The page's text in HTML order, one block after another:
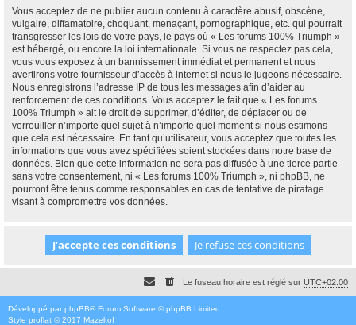
Vous acceptez de ne publier aucun contenu à caractère abusif, obscène,
vulgaire, diffamatoire, choquant, menaçant, pornographique, etc. qui pourrait
transgresser les lois de votre pays, le pays où « Les forums 100% Triumph »
est hébergé, ou encore la loi internationale. Si vous ne respectez pas cela,
vous vous exposez à un bannissement immédiat et permanent et nous
avertirons votre fournisseur d’accès à internet si nous le jugeons nécessaire.
Nous enregistrons l’adresse IP de tous les messages afin d’aider au
renforcement de ces conditions. Vous acceptez le fait que « Les forums
100% Triumph » ait le droit de supprimer, d’éditer, de déplacer ou de
verrouiller n’importe quel sujet à n’importe quel moment si nous estimons
que cela est nécessaire. En tant qu’utilisateur, vous acceptez que toutes les
informations que vous avez spécifiées soient stockées dans notre base de
données. Bien que cette information ne sera pas diffusée à une tierce partie
sans votre consentement, ni « Les forums 100% Triumph », ni phpBB, ne
pourront être tenus comme responsables en cas de tentative de piratage
visant à compromettre vos données.
Le fuseau horaire est réglé sur UTC+02:00
Développé par phpBB® Forum Software © phpBB Limited
Style proflat © 2017 Mazeltof